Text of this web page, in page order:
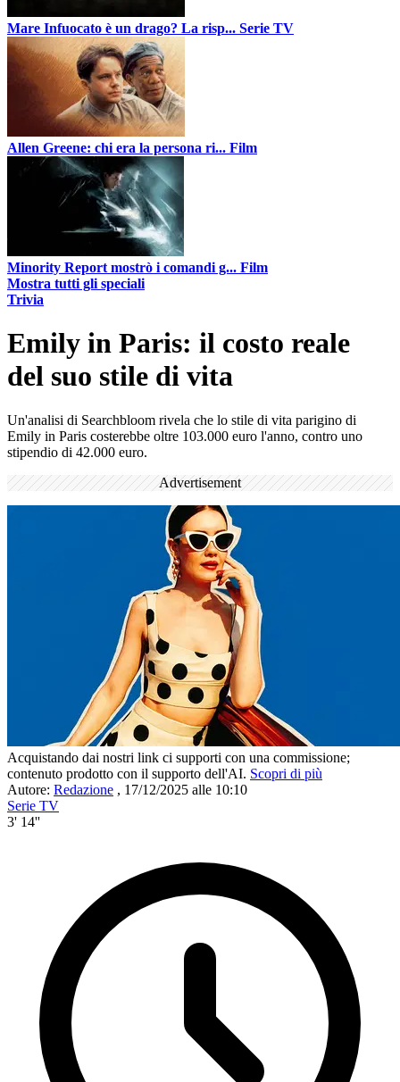
Mare Infuocato è un drago? La risp... Serie TV
Allen Greene: chi era la persona ri... Film
Minority Report mostrò i comandi g... Film
Mostra tutti gli speciali
Trivia
Emily in Paris: il costo reale
del suo stile di vita
Un'analisi di Searchbloom rivela che lo stile di vita parigino di
Emily in Paris costerebbe oltre 103.000 euro l'anno, contro uno
stipendio di 42.000 euro.
Advertisement
Acquistando dai nostri link ci supporti con una commissione;
contenuto prodotto con il supporto dell'AI. Scopri di più
Autore: Redazione , 17/12/2025 alle 10:10
Serie TV
3' 14''